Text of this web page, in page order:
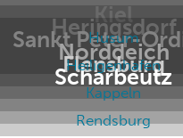
Kiel
Heringsdorf
Sankt Peter-
Norddeich
Flensburg
Scharbeutz
Husum
Heiligenhafen
Kappeln
Rendsburg